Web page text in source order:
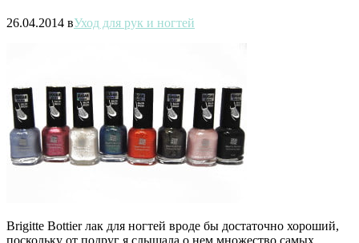
26.04.2014 вУход для рук и ногтей
Brigitte Bottier лак для ногтей вроде бы достаточно хороший,
поскольку от подруг я слышала о нем множество самых